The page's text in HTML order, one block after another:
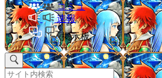
コミュ
速報
掲示板